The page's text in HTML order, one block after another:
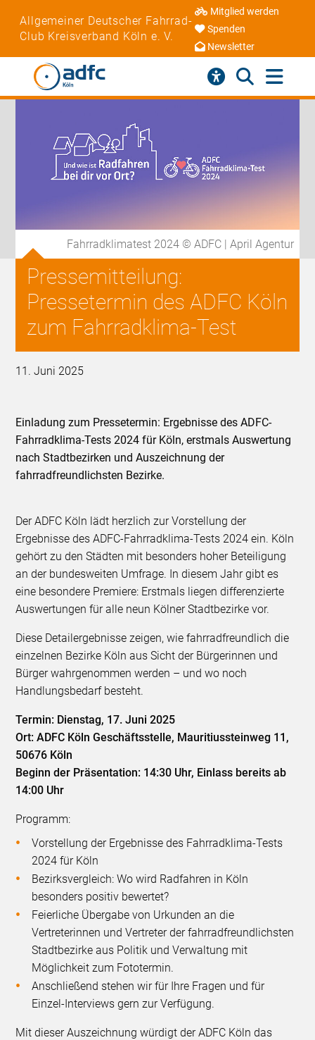
Allgemeiner Deutscher Fahrrad-
Club Kreisverband Köln e. V.
Mitglied werden
Spenden
Newsletter
Fahrradklimatest 2024 © ADFC | April Agentur
Pressemitteilung:
Pressetermin des ADFC Köln
zum Fahrradklima-Test
11. Juni 2025
Einladung zum Pressetermin: Ergebnisse des ADFC-
Fahrradklima-Tests 2024 für Köln, erstmals Auswertung
nach Stadtbezirken und Auszeichnung der
fahrradfreundlichsten Bezirke.
Der ADFC Köln lädt herzlich zur Vorstellung der
Ergebnisse des ADFC-Fahrradklima-Tests 2024 ein. Köln
gehört zu den Städten mit besonders hoher Beteiligung
an der bundesweiten Umfrage. In diesem Jahr gibt es
eine besondere Premiere: Erstmals liegen differenzierte
Auswertungen für alle neun Kölner Stadtbezirke vor.
Diese Detailergebnisse zeigen, wie fahrradfreundlich die
einzelnen Bezirke Köln aus Sicht der Bürgerinnen und
Bürger wahrgenommen werden – und wo noch
Handlungsbedarf besteht.
Termin: Dienstag, 17. Juni 2025
Ort: ADFC Köln Geschäftsstelle, Mauritiussteinweg 11,
50676 Köln
Beginn der Präsentation: 14:30 Uhr, Einlass bereits ab
14:00 Uhr
Programm:
Vorstellung der Ergebnisse des Fahrradklima-Tests
2024 für Köln
Bezirksvergleich: Wo wird Radfahren in Köln
besonders positiv bewertet?
Feierliche Übergabe von Urkunden an die
Vertreterinnen und Vertreter der fahrradfreundlichsten
Stadtbezirke aus Politik und Verwaltung mit
Möglichkeit zum Fototermin.
Anschließend stehen wir für Ihre Fragen und für
Einzel-Interviews gern zur Verfügung.
Mit dieser Auszeichnung würdigt der ADFC Köln das